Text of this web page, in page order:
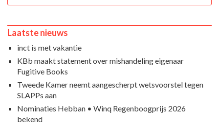
Laatste nieuws
inct is met vakantie
KBb maakt statement over mishandeling eigenaar
Fugitive Books
Tweede Kamer neemt aangescherpt wetsvoorstel tegen
SLAPPs aan
Nominaties Hebban • Winq Regenboogprijs 2026
bekend